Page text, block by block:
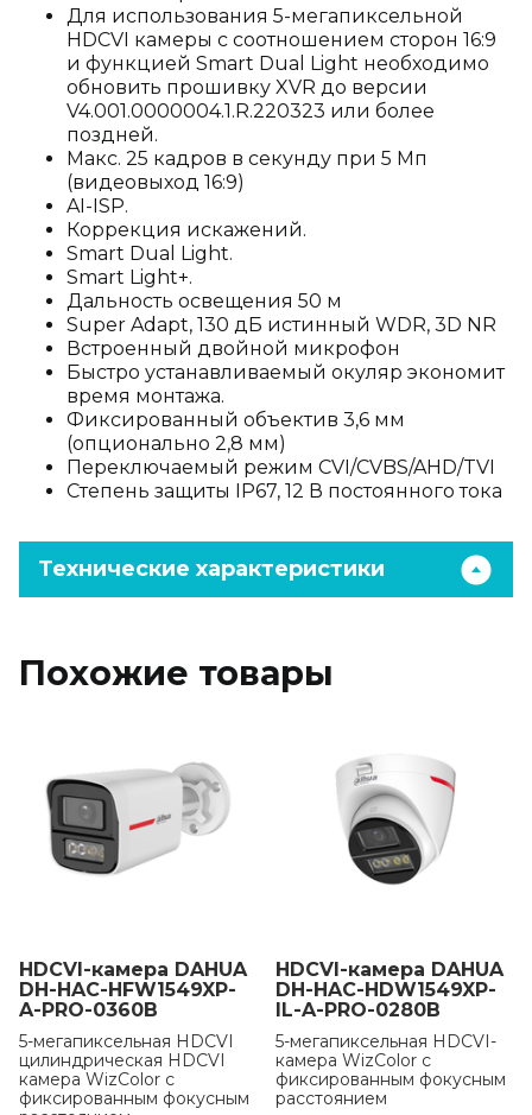
Для использования 5-мегапиксельной
HDCVI камеры с соотношением сторон 16:9
и функцией Smart Dual Light необходимо
обновить прошивку XVR до версии
V4.001.0000004.1.R.220323 или более
поздней.
Макс. 25 кадров в секунду при 5 Мп
(видеовыход 16:9)
AI-ISP.
Коррекция искажений.
Smart Dual Light.
Smart Light+.
Дальность освещения 50 м
Super Adapt, 130 дБ истинный WDR, 3D NR
Встроенный двойной микрофон
Быстро устанавливаемый окуляр экономит
время монтажа.
Фиксированный объектив 3,6 мм
(опционально 2,8 мм)
Переключаемый режим CVI/CVBS/AHD/TVI
Степень защиты IP67, 12 В постоянного тока
Технические характеристики
Похожие товары
HDCVI-камера DAHUA
DH-HAC-HFW1549XP-
A-PRO-0360B
5-мегапиксельная HDCVI
цилиндрическая HDCVI
камера WizColor с
фиксированным фокусным
HDCVI-камера DAHUA
DH-HAC-HDW1549XP-
IL-A-PRO-0280B
5-мегапиксельная HDCVI-
камера WizColor с
фиксированным фокусным
расстоянием